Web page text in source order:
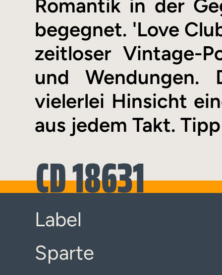
Romantik in der
begegnet. 'Love
zeitloser Vintage-
und Wendungen.
vielerlei Hinsicht
aus jedem Takt.
CD 18631
Label
Sparte